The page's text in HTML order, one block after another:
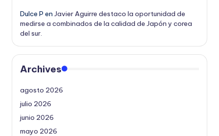
Dulce P en Javier Aguirre destaco la oportunidad de
medirse a combinados de la calidad de Japón y corea
del sur.
Archives
agosto 2026
julio 2026
junio 2026
mayo 2026